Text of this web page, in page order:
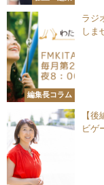
編集長コラム
ラジ
しま
【
ビゲ